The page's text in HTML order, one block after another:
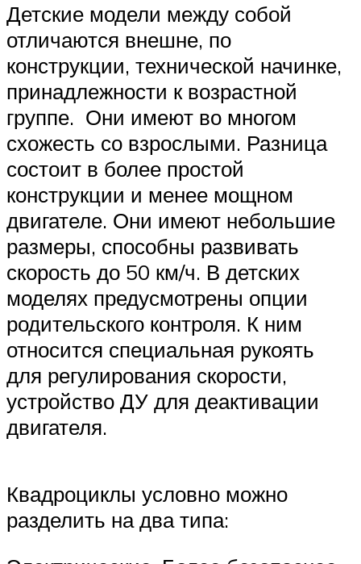
Детские модели между собой
отличаются внешне, по
конструкции, технической начинке,
принадлежности к возрастной
группе. Они имеют во многом
схожесть со взрослыми. Разница
состоит в более простой
конструкции и менее мощном
двигателе. Они имеют небольшие
размеры, способны развивать
скорость до 50 км/ч. В детских
моделях предусмотрены опции
родительского контроля. К ним
относится специальная рукоять
для регулирования скорости,
устройство ДУ для деактивации
двигателя.
Квадроциклы условно можно
разделить на два типа: